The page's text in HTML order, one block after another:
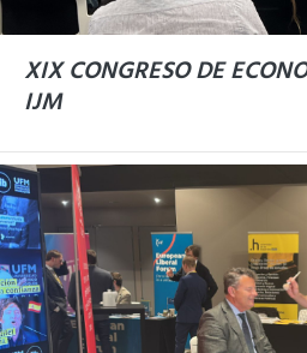
XIX CONGRESO DE
IJM